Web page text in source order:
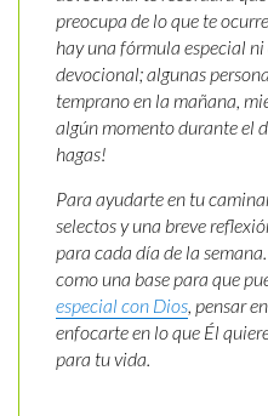
preocupa de lo que te
hay una fórmula especial
devocional; algunas
temprano en la mañana,
algún momento durante el
hagas!
Para ayudarte en tu
selectos y una breve
para cada día de la
como una base para que
especial con Dios, pensar
enfocarte en lo que Él
para tu vida.